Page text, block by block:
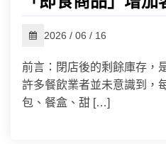
2026 / 06 / 16
前言：閉店後的剩餘庫存，
許多餐飲業者並未意識到，
包、餐盒、甜 […]